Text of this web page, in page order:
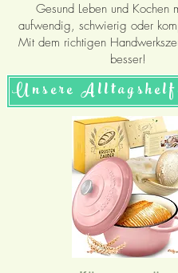
Gesund Leben und Kochen
aufwendig, schwierig oder
Mit dem richtigen
besser!